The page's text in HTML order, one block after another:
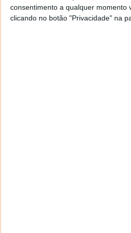
consentimento a qualquer momento
clicando no botão "Privacidade" na